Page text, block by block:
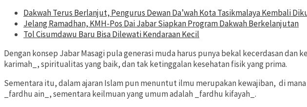
Dakwah Terus Berlanjut, Pengurus Dewan Da’wah Kota Tasikmalaya Kembali
Jelang Ramadhan, KMH-Pos Dai Jabar Siapkan Program Dakwah Berkelanjutan
Tol Cisumdawu Baru Bisa Dilewati Kendaraan Kecil
Dengan konsep Jabar Masagi pula generasi muda harus punya bekal kecerdasan dan
karimah_, spiritualitas yang baik, dan tak ketinggalan kesehatan fisik yang prima.
Sementara itu, dalam ajaran Islam pun menuntut ilmu merupakan kewajiban, di
_fardhu ain_, sementara keilmuan yang umum adalah _fardhu kifayah_.